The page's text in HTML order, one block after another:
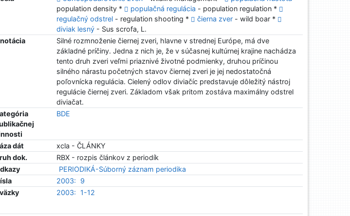
population density *
populačná regulácia - population regulation *
regulačný odstrel - regulation shooting * čierna zver - wild boar *
diviak lesný - Sus scrofa, L.
Silné rozmnoženie čiernej zveri, hlavne v strednej Európe, má dve
základné príčiny. Jedna z nich je, že v súčasnej kultúrnej krajine nachádza
tento druh zveri veľmi priaznivé životné podmienky, druhou príčinou
silného nárastu početných stavov čiernej zveri je jej nedostatočná
poľovnícka regulácia. Cielený odlov diviačíc predstavuje dôležitý nástroj
regulácie čiernej zveri. Základom však pritom zostáva maximálny odstrel
diviačat.
BDE
dát
xcla - ČLÁNKY
dok.
RBX - rozpis článkov z periodík
PERIODIKÁ-Súborný záznam periodika
2003:
9
2003: 1-12